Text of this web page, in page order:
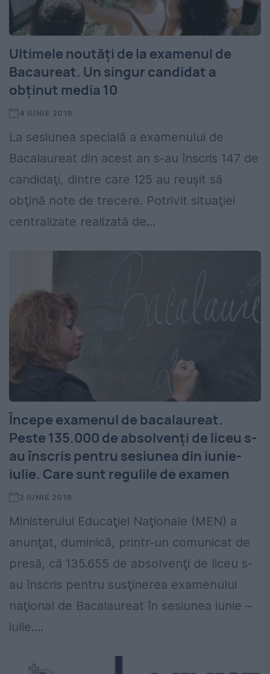
Ultimele noutăţi de la examenul de
Bacaureat. Un singur candidat a
obţinut media 10
4 IUNIE 2019
La sesiunea specială a examenului de
Bacalaureat din acest an s-au înscris 147 de
candidaţi, dintre care 125 au reuşit să
obţină note de trecere. Potrivit situaţiei
centralizate realizată de...
Începe examenul de bacalaureat.
Peste 135.000 de absolvenţi de liceu s-
au înscris pentru sesiunea din iunie-
iulie. Care sunt regulile de examen
2 IUNIE 2019
Ministerului Educaţiei Naţionale (MEN) a
anunţat, duminică, printr-un comunicat de
presă, că 135.655 de absolvenţi de liceu s-
au înscris pentru susţinerea examenului
naţional de Bacalaureat în sesiunea iunie –
iulie....